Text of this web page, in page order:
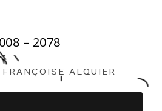
– 2078
ALQUIER